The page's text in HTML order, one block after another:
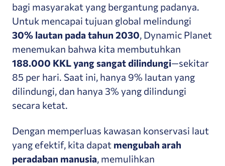
bagi masyarakat yang bergantung padanya.
Untuk mencapai tujuan global melindungi
30% lautan pada tahun 2030, Dynamic Planet
menemukan bahwa kita membutuhkan
188.000 KKL yang sangat dilindungi—sekitar
85 per hari. Saat ini, hanya 9% lautan yang
dilindungi, dan hanya 3% yang dilindungi
secara ketat.
Dengan memperluas kawasan konservasi laut
yang efektif, kita dapat mengubah arah
peradaban manusia, memulihkan